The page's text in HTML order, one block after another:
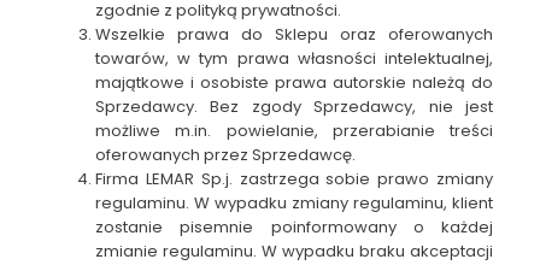
zgodnie z polityką prywatności.
Wszelkie prawa do Sklepu oraz oferowanych
towarów, w tym prawa własności intelektualnej,
majątkowe i osobiste prawa autorskie należą do
Sprzedawcy. Bez zgody Sprzedawcy, nie jest
możliwe m.in. powielanie, przerabianie treści
oferowanych przez Sprzedawcę.
Firma LEMAR Sp.j. zastrzega sobie prawo zmiany
regulaminu. W wypadku zmiany regulaminu, klient
zostanie pisemnie poinformowany o każdej
zmianie regulaminu. W wypadku braku akceptacji